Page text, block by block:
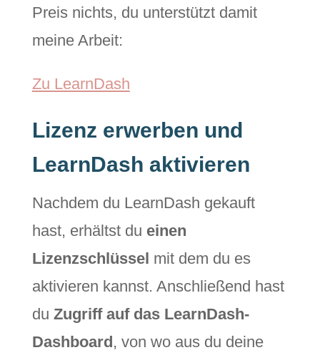
Preis nichts, du unterstützt damit
meine Arbeit:
Zu LearnDash
Lizenz erwerben und
LearnDash aktivieren
Nachdem du LearnDash gekauft
hast, erhältst du einen
Lizenzschlüssel mit dem du es
aktivieren kannst. Anschließend hast
du Zugriff auf das LearnDash-
Dashboard, von wo aus du deine